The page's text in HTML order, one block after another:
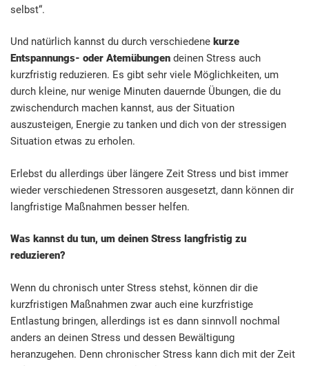
selbst“.
Und natürlich kannst du durch verschiedene kurze
Entspannungs- oder Atemübungen deinen Stress auch
kurzfristig reduzieren. Es gibt sehr viele Möglichkeiten, um
durch kleine, nur wenige Minuten dauernde Übungen, die du
zwischendurch machen kannst, aus der Situation
auszusteigen, Energie zu tanken und dich von der stressigen
Situation etwas zu erholen.
Erlebst du allerdings über längere Zeit Stress und bist immer
wieder verschiedenen Stressoren ausgesetzt, dann können dir
langfristige Maßnahmen besser helfen.
Was kannst du tun, um deinen Stress langfristig zu
reduzieren?
Wenn du chronisch unter Stress stehst, können dir die
kurzfristigen Maßnahmen zwar auch eine kurzfristige
Entlastung bringen, allerdings ist es dann sinnvoll nochmal
anders an deinen Stress und dessen Bewältigung
heranzugehen. Denn chronischer Stress kann dich mit der Zeit